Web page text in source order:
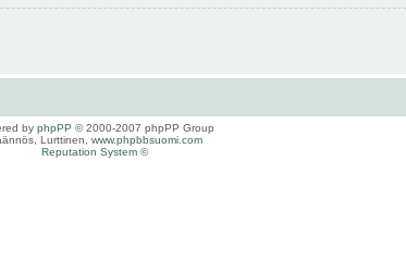
by phpPP © 2000-2007 phpPP Group
Lurttinen, www.phpbbsuomi.com
Reputation System ©